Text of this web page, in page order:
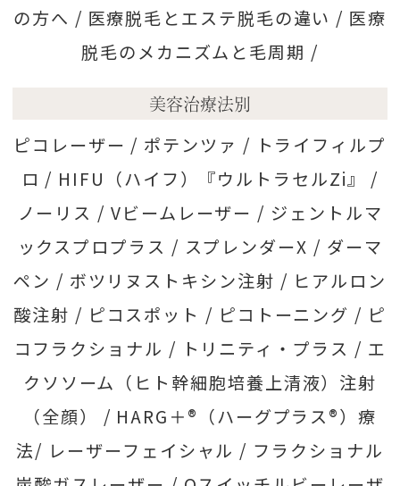
の方へ / 医療脱毛とエステ脱毛の違い / 医療
脱毛のメカニズムと毛周期 /
美容治療法別
ピコレーザー / ポテンツァ / トライフィルプ
ロ / HIFU（ハイフ）『ウルトラセルZi』 /
ノーリス / Vビームレーザー / ジェントルマ
ックスプロプラス / スプレンダーX / ダーマ
ペン / ボツリヌストキシン注射 / ヒアルロン
酸注射 / ピコスポット / ピコトーニング / ピ
コフラクショナル / トリニティ・プラス / エ
クソソーム（ヒト幹細胞培養上清液）注射
（全顔） / HARG＋®（ハーグプラス®）療
法/ レーザーフェイシャル / フラクショナル